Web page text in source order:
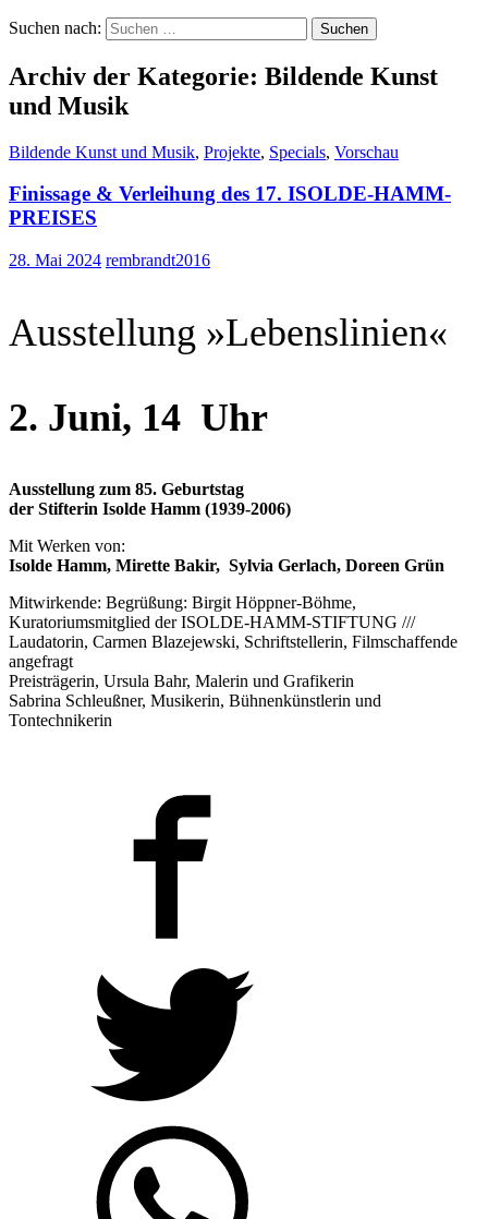
Suchen nach:
Archiv der Kategorie: Bildende Kunst
und Musik
Bildende Kunst und Musik, Projekte, Specials, Vorschau
Finissage & Verleihung des 17. ISOLDE-HAMM-
PREISES
28. Mai 2024 rembrandt2016
Ausstellung »Lebenslinien«
2. Juni, 14 Uhr
Ausstellung zum 85. Geburtstag
der Stifterin Isolde Hamm (1939-2006)
Mit Werken von:
Isolde Hamm, Mirette Bakir, Sylvia Gerlach, Doreen Grün
Mitwirkende: Begrüßung: Birgit Höppner-Böhme,
Kuratoriumsmitglied der ISOLDE-HAMM-STIFTUNG ///
Laudatorin, Carmen Blazejewski, Schriftstellerin, Filmschaffende
angefragt
Preisträgerin, Ursula Bahr, Malerin und Grafikerin
Sabrina Schleußner, Musikerin, Bühnenkünstlerin und
Tontechnikerin